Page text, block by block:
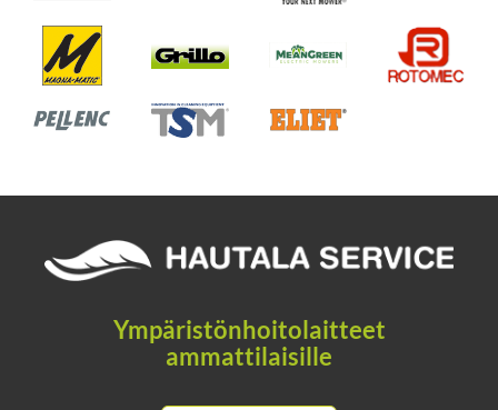
Leikkuurajaus GPS, RTK, PATH IQ, VSLAM, VIO
VIestintämoduli
Suositeltu
3000m2
Päivittäin hoidettava
2500m2
Leikkuuaika/lataus 2h
Erillisalueitten
Maks. 20kpl
50%
Ympäristönhoitolaitteet
ammattilaisille